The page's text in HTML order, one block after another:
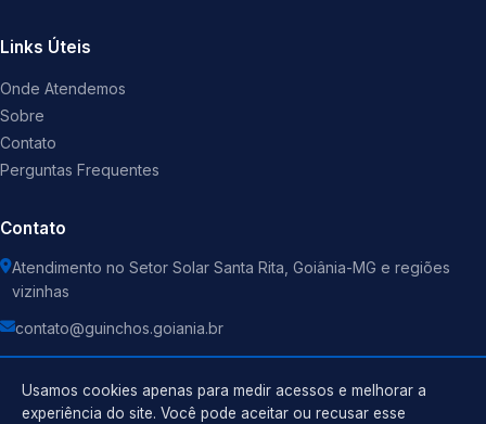
Links Úteis
Onde Atendemos
Sobre
Contato
Perguntas Frequentes
Contato
Atendimento no Setor Solar Santa Rita, Goiânia-MG e regiões
vizinhas
contato@guinchos.goiania.br
Usamos cookies apenas para medir acessos e melhorar a
experiência do site. Você pode aceitar ou recusar esse